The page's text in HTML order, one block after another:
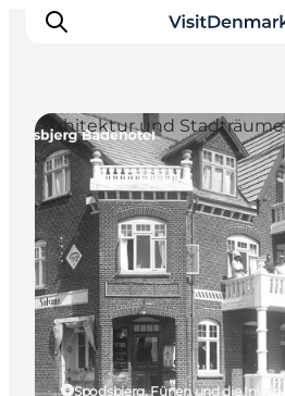
Inspiration
Regionen
Erlebnisse
Unterkünfte
Reiseplanung
Spodsbjerg, Fünen und die Inseln
Architektur und Stadträume